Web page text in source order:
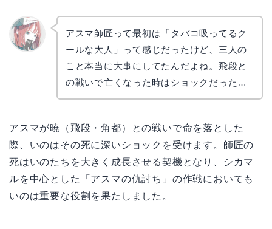
アスマ師匠って最初は「タバコ吸ってるク
ールな大人」って感じだったけど、三人の
こと本当に大事にしてたんだよね。飛段と
の戦いで亡くなった時はショックだった…
アスマが暁（飛段・角都）との戦いで命を落とした
際、いのはその死に深いショックを受けます。師匠の
死はいのたちを大きく成長させる契機となり、シカマ
ルを中心とした「アスマの仇討ち」の作戦においても
いのは重要な役割を果たしました。